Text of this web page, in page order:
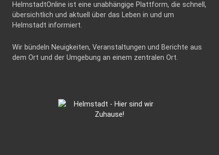
HelmstadtOnline ist eine unabhängige Plattform, die schnell,
übersichtlich und aktuell über das Leben in und um
Helmstadt informiert.
Wir bündeln Neuigkeiten, Veranstaltungen und Berichte aus
dem Ort und der Umgebung an einem zentralen Ort.